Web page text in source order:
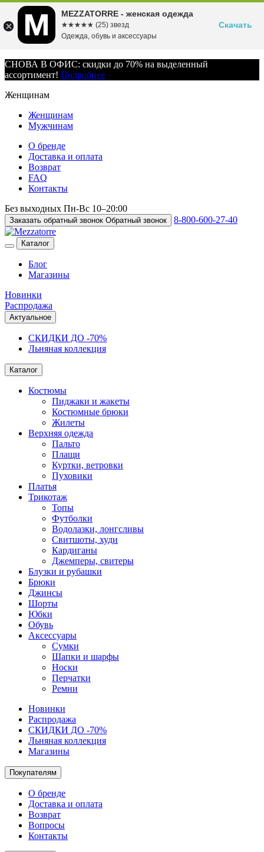
СНОВА В ОФИС: скидки до 70% на выделенный
ассортимент! Подробнее
Женщинам
Женщинам
Мужчинам
О бренде
Доставка и оплата
Возврат
FAQ
Контакты
Без выходных Пн-Вс 10–20:00
Заказать обратный звонок Обратный звонок 8-800-600-27-40
Каталог
Блог
Магазины
Новинки
Распродажа
Актуальное
СКИДКИ ДО -70%
Льняная коллекция
Каталог
Костюмы
Пиджаки и жакеты
Костюмные брюки
Жилеты
Верхняя одежда
Пальто
Плащи
Куртки, ветровки
Пуховики
Платья
Трикотаж
Топы
Футболки
Водолазки, лонгсливы
Свитшоты, худи
Кардиганы
Джемперы, свитеры
Блузки и рубашки
Брюки
Джинсы
Шорты
Юбки
Обувь
Аксессуары
Сумки
Шапки и шарфы
Носки
Перчатки
Ремни
Новинки
Распродажа
СКИДКИ ДО -70%
Льняная коллекция
Магазины
Покупателям
О бренде
Доставка и оплата
Возврат
Вопросы
Контакты
MEZZATORRE - женская одежда
☆☆☆☆☆
★★★★★ (25) звезд
Одежда, обувь и аксессуары
Скачать